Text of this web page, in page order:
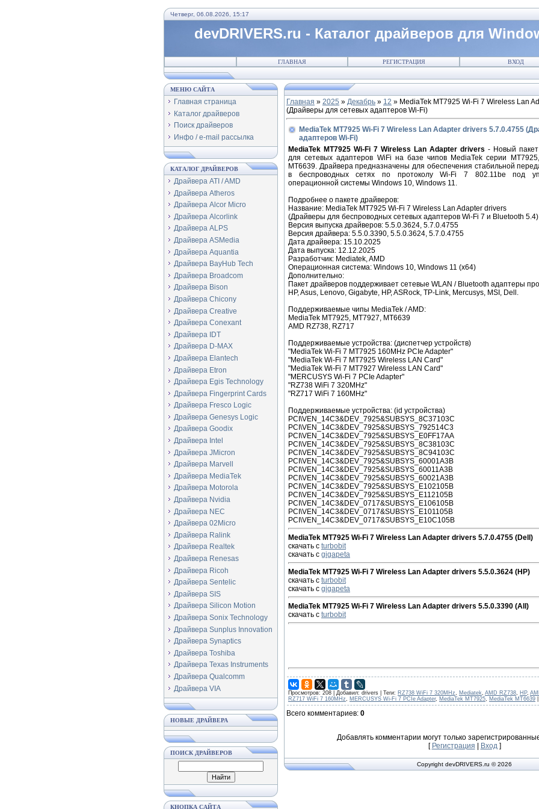
Четверг, 06.08.2026, 15:17
devDRIVERS.ru - Каталог драйверов для
ГЛАВНАЯ РЕГИСТРАЦИЯ
ВХОД
МЕНЮ САЙТА
Главная страница
Каталог драйверов
Поиск драйверов
Инфо / e-mail рассылка
КАТАЛОГ ДРАЙВЕРОВ
Драйвера ATI / AMD
Драйвера Atheros
Драйвера Alcor Micro
Драйвера Alcorlink
Драйвера ALPS
Драйвера ASMedia
Драйвера Aquantia
Драйвера BayHub Tech
Драйвера Broadcom
Драйвера Bison
Драйвера Chicony
Драйвера Creative
Драйвера Conexant
Драйвера IDT
Драйвера D-MAX
Драйвера Elantech
Драйвера Etron
Драйвера Egis Technology
Драйвера Fingerprint Cards
Драйвера Fresco Logic
Драйвера Genesys Logic
Драйвера Goodix
Драйвера Intel
Драйвера JMicron
Драйвера Marvell
Драйвера MediaTek
Драйвера Motorola
Драйвера Nvidia
Драйвера NEC
Драйвера 02Micro
Драйвера Ralink
Драйвера Realtek
Драйвера Renesas
Драйвера Ricoh
Драйвера Sentelic
Драйвера SIS
Драйвера Silicon Motion
Драйвера Sonix Technology
Драйвера Sunplus Innovation
Драйвера Synaptics
Драйвера Toshiba
Драйвера Texas Instruments
Драйвера Qualcomm
Драйвера VIA
НОВЫЕ ДРАЙВЕРА
ПОИСК ДРАЙВЕРОВ
КНОПКА САЙТА
Главная » 2025 » Декабрь » 12 » MediaTek MT7925 Wi-Fi 7 Wireless Lan
(Драйверы для сетевых адаптеров Wi-Fi)
MediaTek MT7925 Wi-Fi 7 Wireless Lan Adapter drivers 5.7.0.4755
адаптеров Wi-Fi)
MediaTek MT7925 Wi-Fi 7 Wireless Lan Adapter drivers - Новый
для сетевых адаптеров WiFi на базе чипов MediaTek серии
MT6639. Драйвера предназначены для обеспечения стабильной
в беспроводных сетях по протоколу Wi-Fi 7 802.11be под
операционной системы Windows 10, Windows 11.
Подробнее о пакете драйверов:
Название: MediaTek MT7925 Wi-Fi 7 Wireless Lan Adapter drivers
(Драйверы для беспроводных сетевых адаптеров Wi-Fi 7 и Bluetooth 5.4)
Версия выпуска драйверов: 5.5.0.3624, 5.7.0.4755
Версия драйвера: 5.5.0.3390, 5.5.0.3624, 5.7.0.4755
Дата драйвера: 15.10.2025
Дата выпуска: 12.12.2025
Разработчик: Mediatek, AMD
Операционная система: Windows 10, Windows 11 (x64)
Дополнительно:
Пакет драйверов поддерживает сетевые WLAN / Bluetooth адаптеры
HP, Asus, Lenovo, Gigabyte, HP, ASRock, TP-Link, Mercusys, MSI, Dell.
Поддерживаемые чипы MediaTek / AMD:
MediaTek MT7925, MT7927, MT6639
AMD RZ738, RZ717
Поддерживаемые устройства: (диспетчер устройств)
"MediaTek Wi-Fi 7 MT7925 160MHz PCIe Adapter"
"MediaTek Wi-Fi 7 MT7925 Wireless LAN Card"
"MediaTek Wi-Fi 7 MT7927 Wireless LAN Card"
"MERCUSYS Wi-Fi 7 PCIe Adapter"
"RZ738 WiFi 7 320MHz"
"RZ717 WiFi 7 160MHz"
Поддерживаемые устройства: (id устройства)
PCI\VEN_14C3&DEV_7925&SUBSYS_8C37103C
PCI\VEN_14C3&DEV_7925&SUBSYS_792514C3
PCI\VEN_14C3&DEV_7925&SUBSYS_E0FF17AA
PCI\VEN_14C3&DEV_7925&SUBSYS_8C38103C
PCI\VEN_14C3&DEV_7925&SUBSYS_8C94103C
PCI\VEN_14C3&DEV_7925&SUBSYS_60001A3B
PCI\VEN_14C3&DEV_7925&SUBSYS_60011A3B
PCI\VEN_14C3&DEV_7925&SUBSYS_60021A3B
PCI\VEN_14C3&DEV_7925&SUBSYS_E102105B
PCI\VEN_14C3&DEV_7925&SUBSYS_E112105B
PCI\VEN_14C3&DEV_0717&SUBSYS_E106105B
PCI\VEN_14C3&DEV_0717&SUBSYS_E101105B
PCI\VEN_14C3&DEV_0717&SUBSYS_E10C105B
MediaTek MT7925 Wi-Fi 7 Wireless Lan Adapter drivers 5.7.0.4755 (Dell)
скачать с turbobit
скачать с gigapeta
MediaTek MT7925 Wi-Fi 7 Wireless Lan Adapter drivers 5.5.0.3624 (HP)
скачать с turbobit
скачать с gigapeta
MediaTek MT7925 Wi-Fi 7 Wireless Lan Adapter drivers 5.5.0.3390 (All)
скачать с turbobit
Просмотров: 208 | Добавил: drivers | Теги: RZ738 WiFi 7 320MHz, Mediatek, AMD RZ738, HP,
RZ717 WiFi 7 160MHz, MERCUSYS Wi-Fi 7 PCIe Adapter, MediaTek MT7925, MediaTek MT6639
Всего комментариев: 0
Добавлять комментарии могут только
[ Регистрация Вход]
Copyright devDRIVERS.ru © 2026